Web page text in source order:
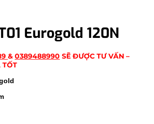
Eurogold 120N
& 0389488990 SẼ ĐƯỢC TƯ VẤN –
TỐT